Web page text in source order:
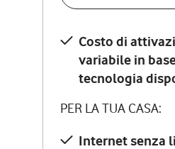
Costo di
variabile in
tecnologia
PER LA TUA CASA:
Internet senza
Costo di
variabile
PER LA TUA
Internet
la